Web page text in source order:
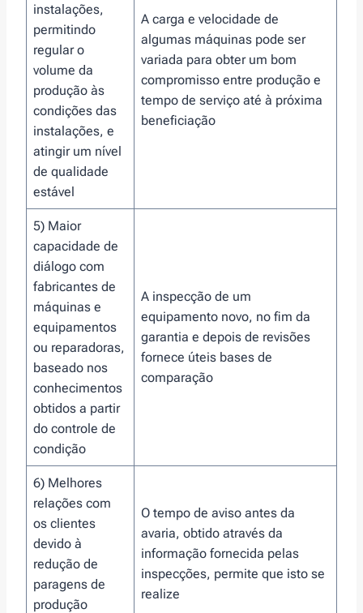
instalações,
permitindo
regular o
volume da
produção às
condições das
instalações, e
atingir um nível
de qualidade
estável
A carga e velocidade de
algumas máquinas pode ser
variada para obter um bom
compromisso entre produção e
tempo de serviço até à próxima
beneficiação
5) Maior
capacidade de
diálogo com
fabricantes de
máquinas e
equipamentos
ou reparadoras,
baseado nos
conhecimentos
obtidos a partir
do controle de
condição
A inspecção de um
equipamento novo, no fim da
garantia e depois de revisões
fornece úteis bases de
comparação
6) Melhores
relações com
os clientes
devido à
redução de
paragens de
produção
O tempo de aviso antes da
avaria, obtido através da
informação fornecida pelas
inspecções, permite que isto se
realize